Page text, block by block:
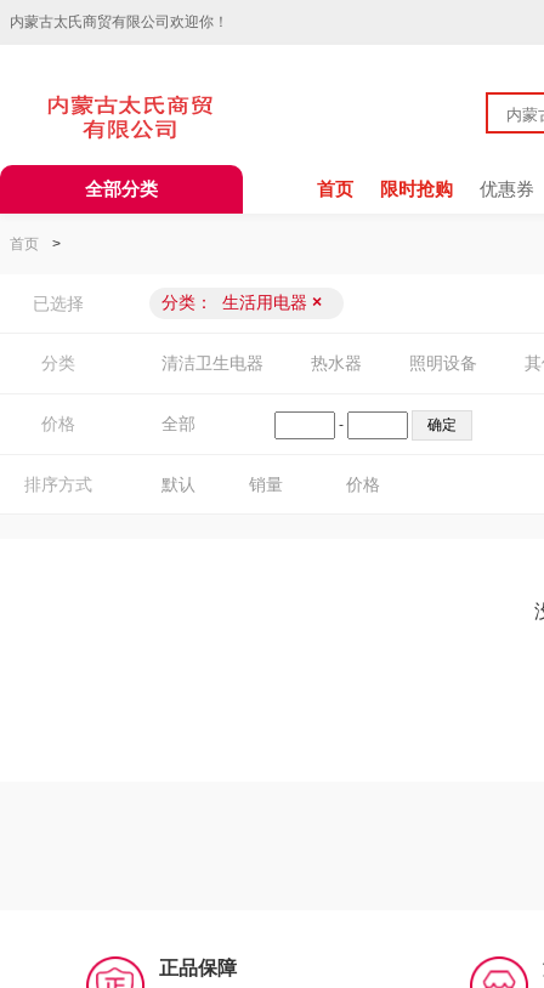
内蒙古太氏商贸有限公司欢迎你！
全部分类 首页 限时抢购 优惠券
首页 >
已选择 分类： 生活用电器 ×
分类 清洁卫生电器 热水器 照明设备
价格 全部 -
排序方式 默认 销量 价格
正品保障